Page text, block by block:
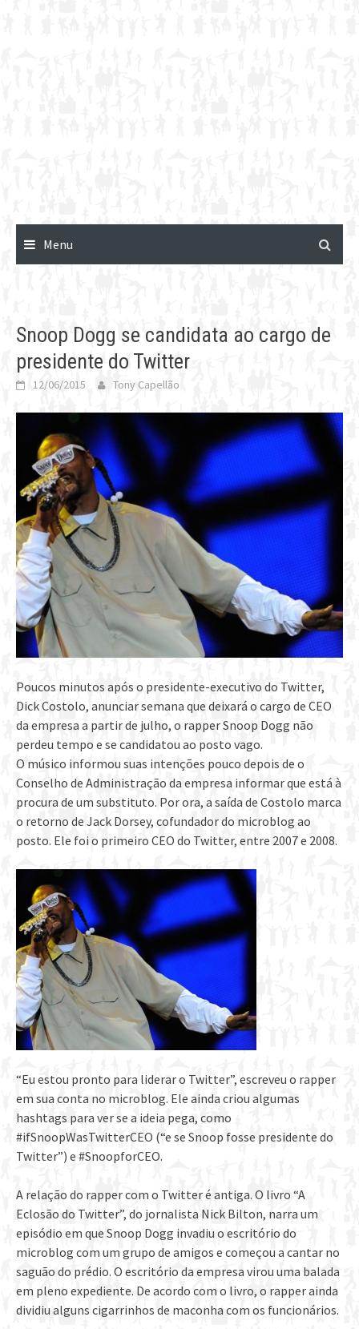
Menu
Snoop Dogg se candidata ao cargo de
presidente do Twitter
12/06/2015 Tony Capellão
Poucos minutos após o presidente-executivo do Twitter,
Dick Costolo, anunciar semana que deixará o cargo de CEO
da empresa a partir de julho, o rapper Snoop Dogg não
perdeu tempo e se candidatou ao posto vago.
O músico informou suas intenções pouco depois de o
Conselho de Administração da empresa informar que está à
procura de um substituto. Por ora, a saída de Costolo marca
o retorno de Jack Dorsey, cofundador do microblog ao
posto. Ele foi o primeiro CEO do Twitter, entre 2007 e 2008.
“Eu estou pronto para liderar o Twitter”, escreveu o rapper
em sua conta no microblog. Ele ainda criou algumas
hashtags para ver se a ideia pega, como
#ifSnoopWasTwitterCEO (“e se Snoop fosse presidente do
Twitter”) e #SnoopforCEO.
A relação do rapper com o Twitter é antiga. O livro “A
Eclosão do Twitter”, do jornalista Nick Bilton, narra um
episódio em que Snoop Dogg invadiu o escritório do
microblog com um grupo de amigos e começou a cantar no
saguão do prédio. O escritório da empresa virou uma balada
em pleno expediente. De acordo com o livro, o rapper ainda
dividiu alguns cigarrinhos de maconha com os funcionários.